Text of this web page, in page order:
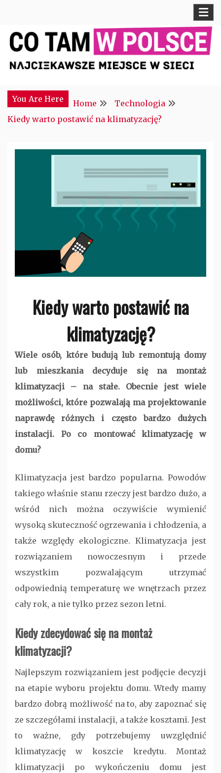
content
CTM POLONIA
You Are Here
Home
Technologia
Kiedy warto postawić na klimatyzację?
Kiedy warto postawić na
klimatyzację?
Wiele osób, które budują lub remontują domy
lub mieszkania decyduje się na montaż
klimatyzacji – na stałe. Obecnie jest wiele
możliwości, które pozwalają ma projektowanie
naprawdę różnych i często bardzo dużych
instalacji. Po co montować klimatyzację w
domu?
Klimatyzacja jest bardzo popularna. Powodów
takiego właśnie stanu rzeczy jest bardzo dużo, a
wśród nich można oczywiście wymienić
wysoką skuteczność ogrzewania i chłodzenia, a
także względy ekologiczne. Klimatyzacja jest
rozwiązaniem nowoczesnym i przede
wszystkim pozwalającym utrzymać
odpowiednią temperaturę we wnętrzach przez
cały rok, a nie tylko przez sezon letni.
Kiedy zdecydować się na montaż
klimatyzacji?
Najlepszym rozwiązaniem jest podjęcie decyzji
na etapie wyboru projektu domu. Wtedy mamy
bardzo dobrą możliwość na to, aby zapoznać się
ze szczegółami instalacji, a także kosztami. Jest
to ważne, gdy potrzebujemy uwzględnić
klimatyzację w koszcie kredytu. Montaż
klimatyzacji po wykończeniu domu jest